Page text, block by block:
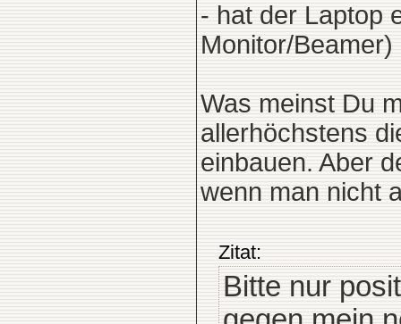
- hat der Laptop
Monitor/Beamer)
Was meinst Du
allerhöchstens
einbauen. Aber
wenn man nicht
Zitat:
Bitte nur